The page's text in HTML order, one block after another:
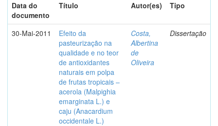
Data do
documento
Título Autor(es) Tipo
30-Mai-2011
Efeito da
pasteurização na
qualidade e no teor
de antioxidantes
naturais em polpa
de frutas tropicais –
acerola (Malpighia
emarginata L.) e
caju (Anacardium
occidentale L.)
Costa,
Albertina
de
Oliveira
Dissertação